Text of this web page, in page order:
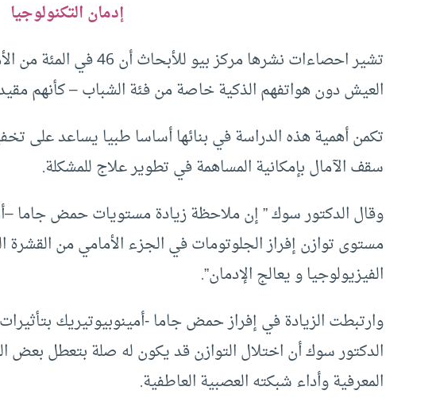
إدمان التكنولوجيا
تشير احصاءات نشرها مركز
العيش دون هواتفهم الذكية خاصة من فئة الشباب – كأنهم
تكمن أهمية هذه الدراسة في بنائها أساسا طبيا يساعد على
سقف الآمال بإمكانية المساهمة في تطوير علاج للمشكلة.
وقال الدكتور سوك ” إن ملاحظة زيادة مستويات حمض جاما
مستوى توازن إفراز الجلوتومات في الجزء الأمامي من
الفيزيولوجيا و يعالج الإدمان”.
وارتبطت الزيادة في إفراز حمض جاما -أمينوبيوتيريك
الدكتور سوك أن اختلال التوازن قد يكون له صلة بتعطل
المعرفية وأداء شبكته العصبية العاطفية.